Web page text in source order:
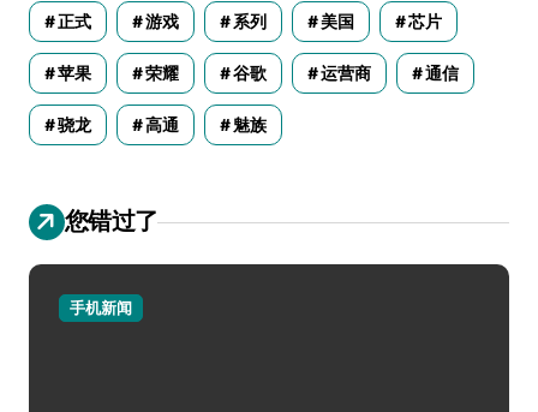
正式 游戏 系列 美国 芯片
苹果 荣耀 谷歌 运营商 通信
骁龙 高通 魅族
您错过了
手机新闻